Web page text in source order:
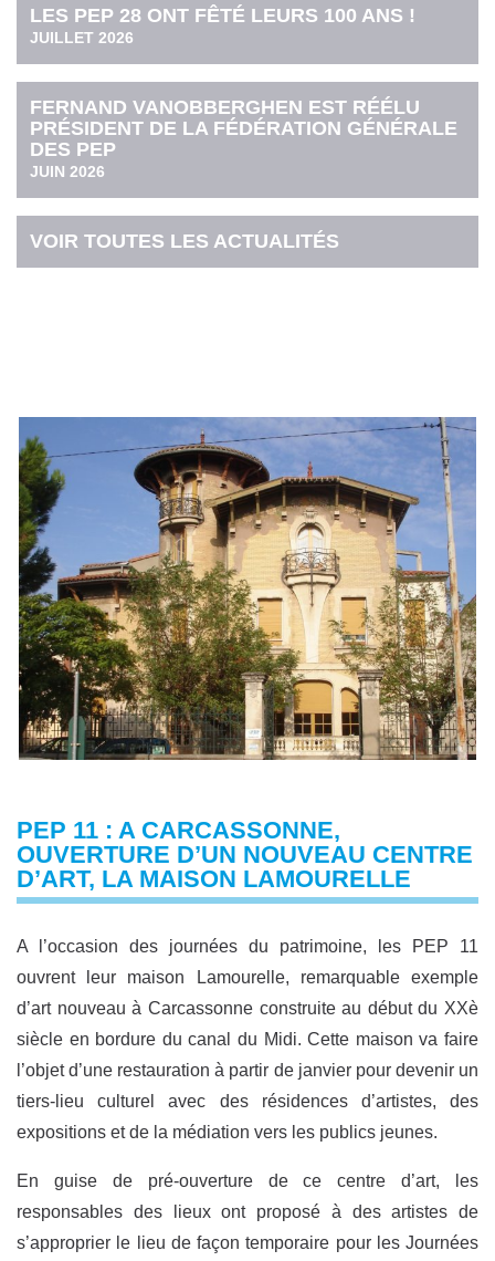
LES PEP 28 ONT FÊTÉ LEURS 100 ANS !
JUILLET 2026
FERNAND VANOBBERGHEN EST RÉÉLU
PRÉSIDENT DE LA FÉDÉRATION GÉNÉRALE
DES PEP
JUIN 2026
VOIR TOUTES LES ACTUALITÉS
PEP 11 : A CARCASSONNE,
OUVERTURE D’UN NOUVEAU CENTRE
D’ART, LA MAISON LAMOURELLE
A l’occasion des journées du patrimoine, les PEP 11
ouvrent leur maison Lamourelle, remarquable exemple
d’art nouveau à Carcassonne construite au début du XXè
siècle en bordure du canal du Midi. Cette maison va faire
l’objet d’une restauration à partir de janvier pour devenir un
tiers-lieu culturel avec des résidences d’artistes, des
expositions et de la médiation vers les publics jeunes.
En guise de pré-ouverture de ce centre d’art, les
responsables des lieux ont proposé à des artistes de
s’approprier le lieu de façon temporaire pour les Journées